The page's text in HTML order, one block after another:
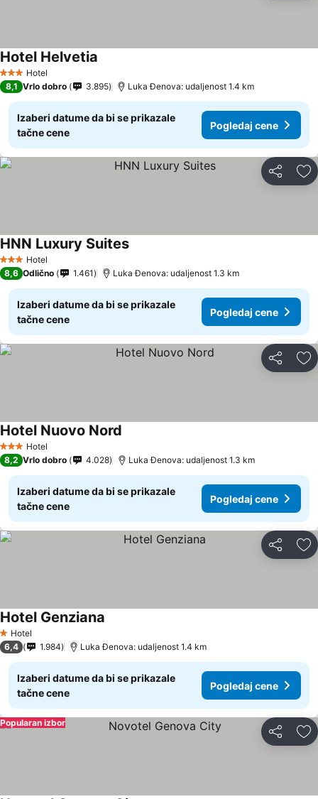
3 Zvezdice
Hotel
Hotel Helvetia
8,1 Vrlo dobro 3.895 Luka Đenova: udaljenost 1.4 km
Izaberi datume da bi se prikazale
tačne cene
Pogledaj cene
Deli
3 Zvezdice
Hotel
HNN Luxury SuitesPogledaj cene
8,6 Odlično 1.461 Luka Đenova: udaljenost 1.3 km
Izaberi datume da bi se prikazale
tačne cene
Pogledaj cene
Deli
3 Zvezdice
Hotel
Hotel Nuovo Nord
8,2 Vrlo dobro 4.028 Luka Đenova: udaljenost 1.3 km
Izaberi datume da bi se prikazale
tačne cene
Pogledaj cene
Deli
1 Zvezdice
Hotel
Hotel Genziana
6,4 1.984 Luka Đenova: udaljenost 1.4 km
Izaberi datume da bi se prikazale
tačne cene
Pogledaj cene
Deli
Popularan izbor